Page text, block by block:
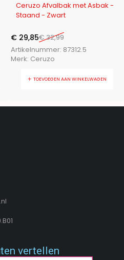
Ceruzo Afvalbak met Asbak -
Staand - Zwart
€32,99
€ 29,85
Artikelnummer: 87312.5
Merk: Ceruzo
TOEVOEGEN AAN WINKELWAGEN
vertellen